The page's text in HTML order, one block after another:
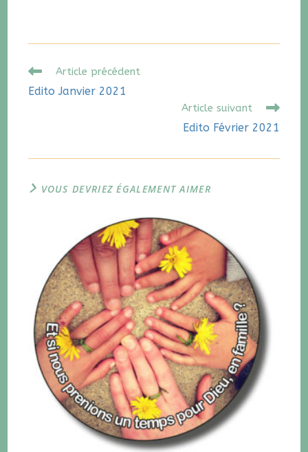
Article précédent
Edito Janvier 2021
Article suivant
Edito Février 2021
VOUS DEVRIEZ ÉGALEMENT AIMER